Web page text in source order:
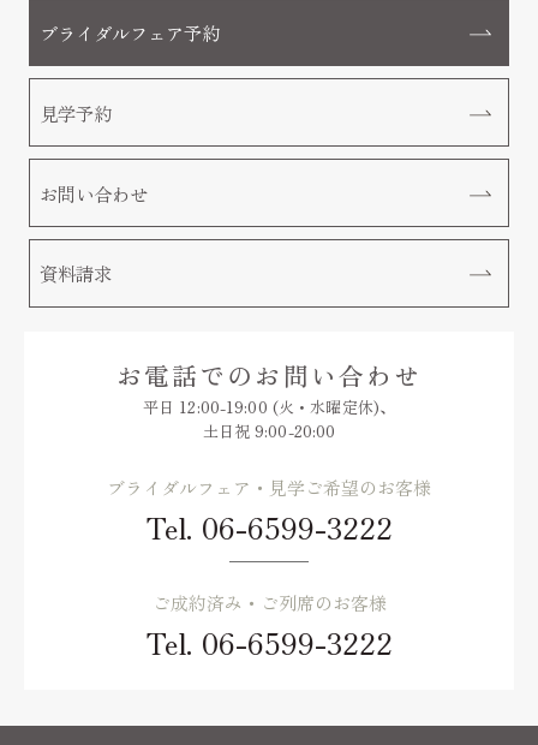
ブライダルフェア予約
見学予約
お問い合わせ
資料請求
お電話でのお問い合わせ
平日 12:00-19:00 (火・水曜定休)、
土日祝 9:00-20:00
ブライダルフェア・見学ご希望のお客様
Tel. 06-6599-3222
ご成約済み・ご列席のお客様
Tel. 06-6599-3222